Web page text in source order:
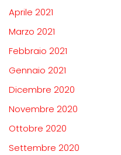
Aprile 2021
Marzo 2021
Febbraio 2021
Gennaio 2021
Dicembre 2020
Novembre 2020
Ottobre 2020
Settembre 2020